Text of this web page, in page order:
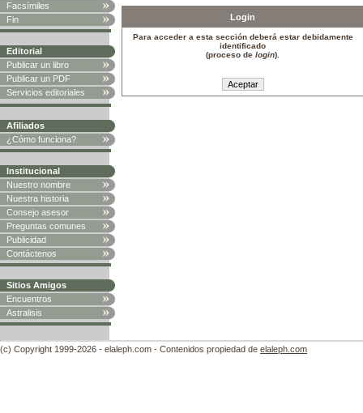
Facsímiles
Fin
Editorial
Publicar un libro
Publicar un PDF
Servicios editoriales
Afiliados
¿Cómo funciona?
Institucional
Nuestro nombre
Nuestra historia
Consejo asesor
Preguntas comunes
Publicidad
Contáctenos
Sitios Amigos
Encuentros
Astralisis
Login
Para acceder a esta sección deberá estar debidamente
identificado
(proceso de login).
(c) Copyright 1999-2026 - elaleph.com - Contenidos propiedad de elaleph.com